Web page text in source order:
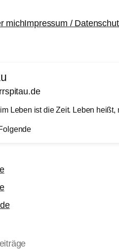
michImpressum /
Leben ist die Zeit. Leben heißt,